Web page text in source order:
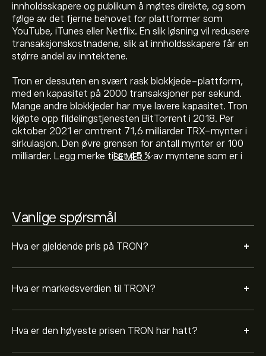
innholdsskapere og publikum å møtes direkte, og som
følge av det fjerne behovet for plattformer som
YouTube, iTunes eller Netflix. En slik løsning vil redusere
transaksjonskostnadene, slik at innholdsskapere får en
større andel av inntektene.
Tron er dessuten en svært rask blokkjede-plattform,
med en kapasitet på 2000 transaksjoner per sekund.
Mange andre blokkjeder har mye lavere kapasitet. Tron
kjøpte opp fildelingstjenesten BitTorrent i 2018. Per
oktober 2021 er omtrent 71,6 milliarder TRX-mynter i
sirkulasjon. Den øvre grensen for antall mynter er 100
milliarder. Legg merke til at 45 % av myntene som er i
SE MER
Vanlige spørsmål
Hva er gjeldende pris på TRON? +
Hva er markedsverdien til TRON? +
Markedsverdien til TRON er 31.01B‎$‎
Hva er den høyeste prisen TRON har hatt? +
Den høyeste prisen TRON har hatt er 0.44420‎$‎
TRON har et 24-timers handelsvolum på 527.54M
siste året.
TRON er svært trygt. Kryptovalutaer krypteres ved
hjelp av kryptografi, noe som betyr at TRON-
transaksjoner ikke kan tukles med.
nettsiden. Når du har opprettet konto og satt inn
penger, klikker du på «Handel»-knappen og bestemmer
hvor mye TRON du ønsker å kjøpe. Du kan også legge
inn en ordre som kjøper TRX til en bestemt kurs i